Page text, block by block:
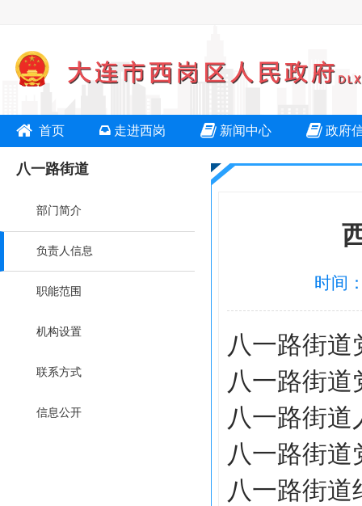
首页 走进西岗 新闻中心 政府
八一路街道
部门简介
负责人信息
职能范围
机构设置
联系方式
信息公开
时间
八一路街
八一路街
八一路街
八一路街
八一路街